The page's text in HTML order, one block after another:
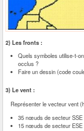
2) Les fronts :
Quels symboles utilise-t-
occlus ?
Faire un dessin (code
3) Le vent :
Représenter le vecteur vent
35 nœuds de secteur SSE
15 nœuds de secteur ESE